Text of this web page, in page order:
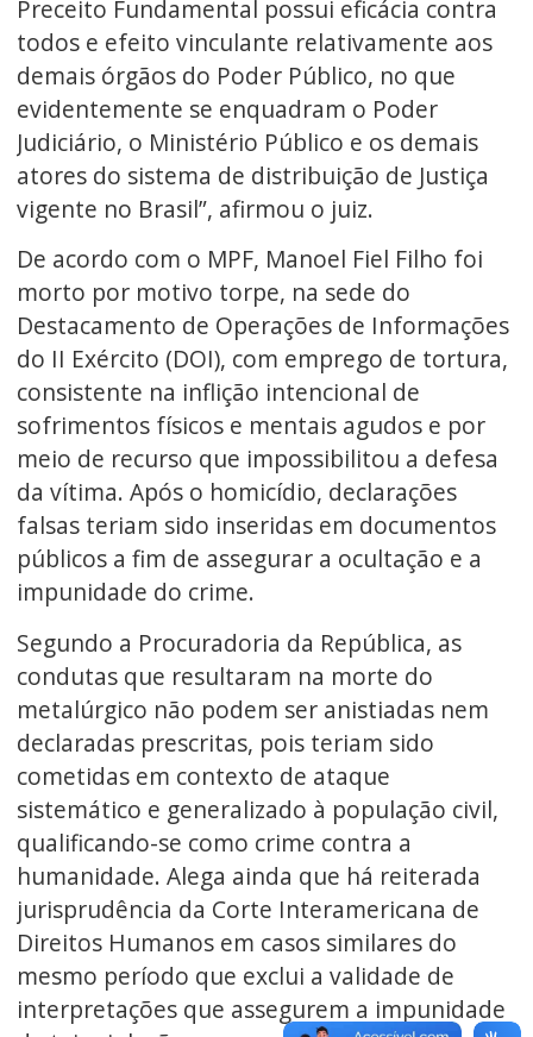
Preceito Fundamental possui eficácia contra
todos e efeito vinculante relativamente aos
demais órgãos do Poder Público, no que
evidentemente se enquadram o Poder
Judiciário, o Ministério Público e os demais
atores do sistema de distribuição de Justiça
vigente no Brasil”, afirmou o juiz.
De acordo com o MPF, Manoel Fiel Filho foi
morto por motivo torpe, na sede do
Destacamento de Operações de Informações
do II Exército (DOI), com emprego de tortura,
consistente na inflição intencional de
sofrimentos físicos e mentais agudos e por
meio de recurso que impossibilitou a defesa
da vítima. Após o homicídio, declarações
falsas teriam sido inseridas em documentos
públicos a fim de assegurar a ocultação e a
impunidade do crime.
Segundo a Procuradoria da República, as
condutas que resultaram na morte do
metalúrgico não podem ser anistiadas nem
declaradas prescritas, pois teriam sido
cometidas em contexto de ataque
sistemático e generalizado à população civil,
qualificando-se como crime contra a
humanidade. Alega ainda que há reiterada
jurisprudência da Corte Interamericana de
Direitos Humanos em casos similares do
mesmo período que exclui a validade de
interpretações que assegurem a impunidade